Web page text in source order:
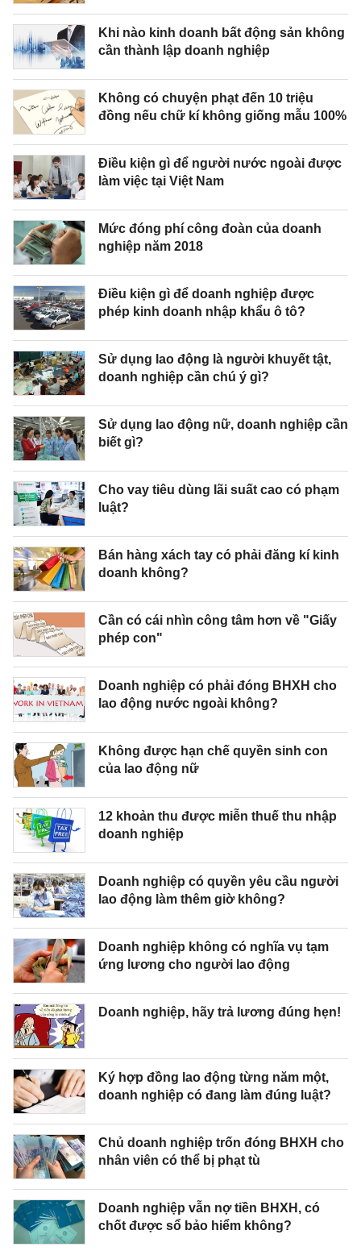
Khi nào kinh doanh bất động sản không
cần thành lập doanh nghiệp
Không có chuyện phạt đến 10 triệu
đồng nếu chữ kí không giống mẫu 100%
Điều kiện gì để người nước ngoài được
làm việc tại Việt Nam
Mức đóng phí công đoàn của doanh
nghiệp năm 2018
Điều kiện gì để doanh nghiệp được
phép kinh doanh nhập khẩu ô tô?
Sử dụng lao động là người khuyết tật,
doanh nghiệp cần chú ý gì?
Sử dụng lao động nữ, doanh nghiệp cần
biết gì?
Cho vay tiêu dùng lãi suất cao có phạm
luật?
Bán hàng xách tay có phải đăng kí kinh
doanh không?
Cần có cái nhìn công tâm hơn về "Giấy
phép con"
Doanh nghiệp có phải đóng BHXH cho
lao động nước ngoài không?
Không được hạn chế quyền sinh con
của lao động nữ
12 khoản thu được miễn thuế thu nhập
doanh nghiệp
Doanh nghiệp có quyền yêu cầu người
lao động làm thêm giờ không?
Doanh nghiệp không có nghĩa vụ tạm
ứng lương cho người lao động
Doanh nghiệp, hãy trả lương đúng hẹn!
Ký hợp đồng lao động từng năm một,
doanh nghiệp có đang làm đúng luật?
Chủ doanh nghiệp trốn đóng BHXH cho
nhân viên có thể bị phạt tù
Doanh nghiệp vẫn nợ tiền BHXH, có
chốt được sổ bảo hiểm không?